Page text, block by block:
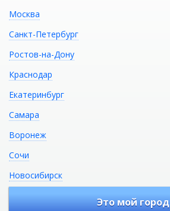
Акриловые ванны
Москва
Санкт-Петербург
Ростов-на-Дону
Краснодар
Екатеринбург
Самара
Воронеж
Сочи
Новосибирск
Это мой город